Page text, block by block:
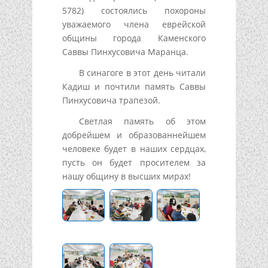
5782) состоялись похороны
уважаемого члена еврейской
общины города Каменского
Саввы Пинхусовича Маранца.
В синагоге в этот день читали
Кадиш и почтили память Саввы
Пинхусовича трапезой.
Светлая память об этом
добрейшем и образованнейшем
человеке будет в наших сердцах,
пусть он будет просителем за
нашу общину в высших мирах!